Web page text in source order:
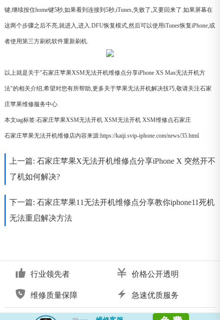
键,继续按住home键5秒,如果看到连接到5秒,iTunes,失败了,又要回来了.如果屏幕在
这两个步骤之后不亮,就进入,进入.DFU恢复模式,然后可以使用iTunes恢复iPhone,或
者使用第三方刷机软件重新刷机.
以上就是关于"石家庄苹果XSM无法开机维修点分享iPhone XS Max无法开机方
法"的相关介绍,希望对您有所帮助,更多关于苹果无法开机解决技巧,敬请关注石家
庄苹果维修服务中心.
本文tag标签:石家庄苹果XSM无法开机 XSM无法开机 XSM维修点石家庄
石家庄苹果无法开机维修店内容来源:https://kaiji.svip-iphone.com/news/35.html
上一篇: 石家庄苹果X无法开机维修点分享iPhone X 突然开不
了机如何解决?
下一篇: 石家庄苹果11无法开机维修点分享教你iphone11死机
无法重启解决方法
行业领先者 价格公开透明
维修质量保障 急速优质服务